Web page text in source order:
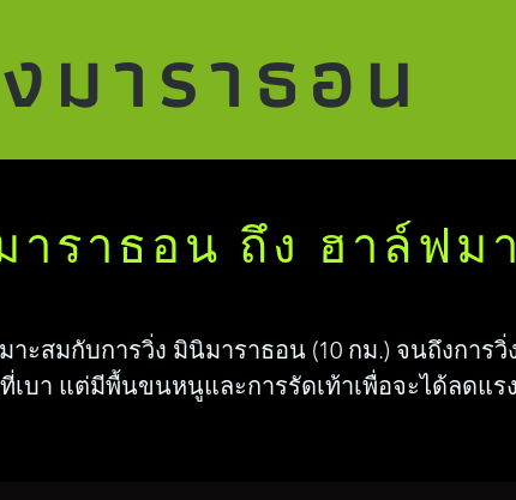
มาราธอน
าราธอน ถึง ฮาล์ฟม
าะสมกับการวิ่ง มินิมาราธอน (10 กม.) จนถึงการ
เบา แต่มีพื้นขนหนูและการรัดเท้าเพื่อจะได้ลดแ